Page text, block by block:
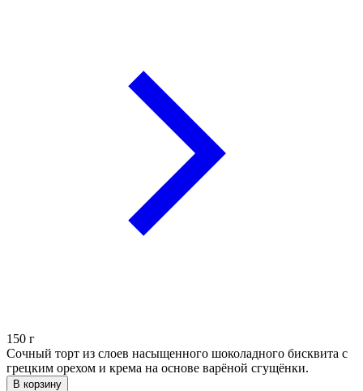
150 г
Сочный торт из слоев насыщенного шоколадного бисквита с
грецким орехом и крема на основе варёной сгущёнки.
В корзину